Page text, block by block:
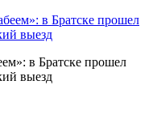
в Братске прошел
выезд